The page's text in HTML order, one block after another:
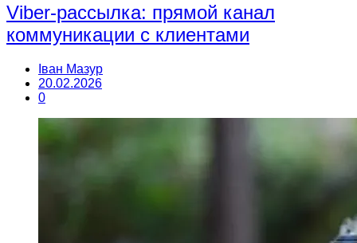
Viber-рассылка: прямой канал
коммуникации с клиентами
Іван Мазур
20.02.2026
0